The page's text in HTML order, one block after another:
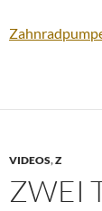
VIDEOS,Z
ZWEI